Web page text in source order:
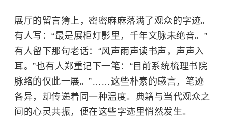
展厅的留言簿上，密密麻麻落满了观众的字迹。
有人写：“最是展柜灯影里，千年文脉未绝音。”
有人留下那句老话：“风声雨声读书声，声声入
耳。”也有人郑重记下一笔：“目前系统梳理书院
脉络的仅此一展。”……这些朴素的感言，笔迹
各异，却传递着同一种温度。典籍与当代观众之
间的心灵共振，便在这些字迹里悄然发生。